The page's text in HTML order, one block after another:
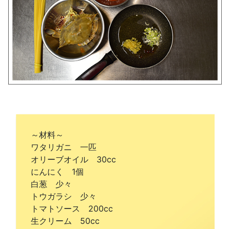
～材料～
ワタリガニ 一匹
オリーブオイル 30cc
にんにく 1個
白葱 少々
トウガラシ 少々
トマトソース 200cc
生クリーム 50cc